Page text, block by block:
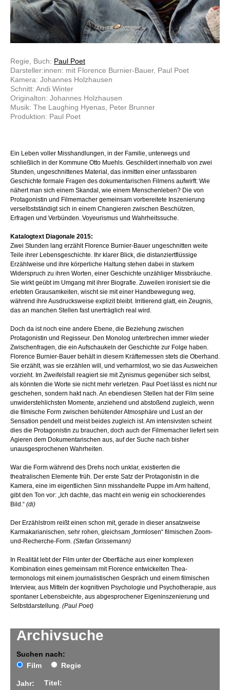
Archivsuche
Suchen nach:
Film
Regie
Jahr: Titel:
Regie, Buch: Paul Poet
Darsteller:innen: mit Florence Burnier-Bauer, Paul Poet
Kamera: Johannes Holzhausen
Schnitt: Andi Winter
Originalton: Johannes Holzhausen
Musik: The Laughing Hyenas, Peter Brunner
Produktion: Paul Poet
Ein Leben voller Misshandlungen, in der Familie, unterwegs und
schließlich in der Kommune Otto Muehls. Geschildert innerhalb von zwei
Stunden, ungeschnittenes Material, das inmitten einer unfassbaren
Geschichte formale Fragen des dokumentarischen Filmens aufwirft: Wie
nähert man sich einem Skandal, wie einem Menschenleben? Die von
Protagonistin und Filmemacher gemeinsam vorbereitete Inszenierung
verselbstständigt sich in einem Changieren zwischen Beschützen,
Erfragen und Verbünden. Voyeurismus und Wahrheitssuche.
Katalogtext Diagonale 2015:
Zwei Stunden lang erzählt Florence Burnier­-Bauer ungeschnit­ten weite
Teile ihrer Lebensgeschichte. Ihr klarer Blick, die distanziert­flüssige
Erzählweise und ihre körperliche Haltung stehen dabei in starkem
Widerspruch zu ihren Worten, einer Geschichte unzähliger Missbräuche.
Sie wirkt geübt im Umgang mit ihrer Biografie. Zuweilen ironisiert sie die
erlebten Grausamkeiten, wischt sie mit einer Handbewegung weg,
während ihre Ausdrucksweise explizit bleibt. Irritierend glatt, ein Zeugnis,
das an manchen Stellen fast unerträglich real wird.
Doch da ist noch eine andere Ebene, die Beziehung zwischen
Protagonistin und Regisseur. Den Monolog unterbrechen immer wieder
Zwischenfragen, die ein Aufschaukeln der Geschichte zur Folge haben.
Florence Burnier-­Bauer behält in diesem Kräftemessen stets die Oberhand.
Sie erzählt, was sie erzählen will, und verharmlost, wo sie das Ausweichen
vorzieht. Im Zwei­felsfall reagiert sie mit Zynismus gegenüber sich selbst,
als könnten die Worte sie nicht mehr verletzen. Paul Poet lässt es nicht nur
geschehen, sondern hakt nach. An ebendiesen Stellen hat der Film seine
unwiderstehlichsten Momente, anziehend und abstoßend zugleich, wenn
die filmische Form zwischen behütender Atmosphäre und Lust an der
Sensation pendelt und meist beides zugleich ist. Am intensivsten scheint
dies die Protagonistin zu brauchen, doch auch der Filmemacher liefert sein
Agieren dem Dokumentarischen aus, auf der Suche nach bisher
unausgesprochenen Wahrheiten.
War die Form während des Drehs noch unklar, existierten die
theatralischen Elemente früh. Der erste Satz der Protagonistin in die
Kamera, eine im eigentlichen Sinn misshandelte Puppe im Arm haltend,
gibt den Ton vor: „Ich dachte, das macht ein wenig ein schockierendes
Bild.“ (di)
Der Erzählstrom reißt einen schon mit, gerade in dieser ansatz­weise
Karmakarianischen, sehr rohen, gleichsam „formlosen“ filmischen Zoom­
und­-Recherche­-Form. (Stefan Grissemann)
In Realität lebt der Film unter der Oberfläche aus einer komplexen
Kombination eines gemeinsam mit Florence entwickelten Thea­
termonologs mit einem journalistischen Gespräch und einem filmischen
Interview, aus Mitteln der kognitiven Psychologie und Psychotherapie, aus
spontaner Lebensbeichte, aus abge­sprochener Eigeninszenierung und
Selbstdarstellung. (Paul Poet)